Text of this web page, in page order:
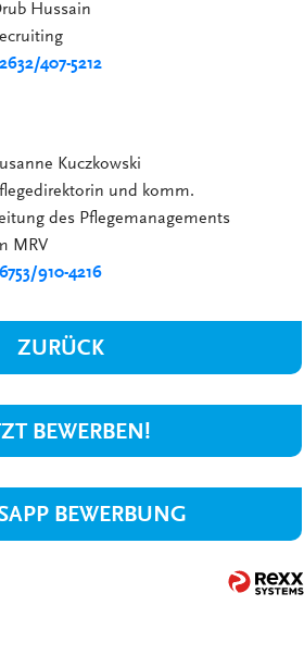
Hussain
407-5212
Kuczkowski
und komm.
des Pflegemanagements
MRV
910-4216
ZURÜCK
BEWERBEN!
BEWERBUNG